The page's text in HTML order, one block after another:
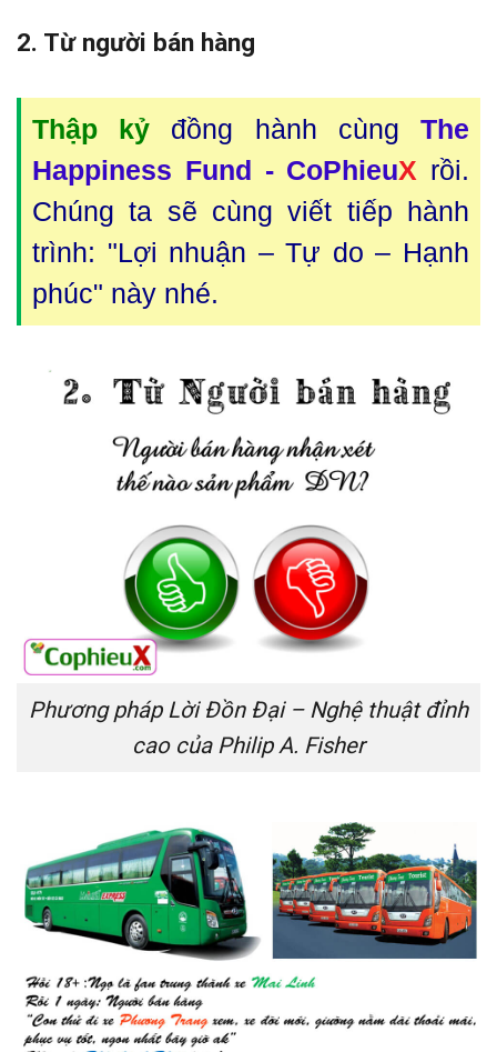
2. Từ người bán hàng
Thập kỷ đồng hành cùngThe
Happiness Fund - CoPhieuX rồi.
Chúng ta sẽ cùng viết tiếp hành
trình: "Lợi nhuận – Tự do – Hạnh
phúc" này nhé.
Phương pháp Lời Đồn Đại – Nghệ thuật đỉnh
cao của Philip A. Fisher